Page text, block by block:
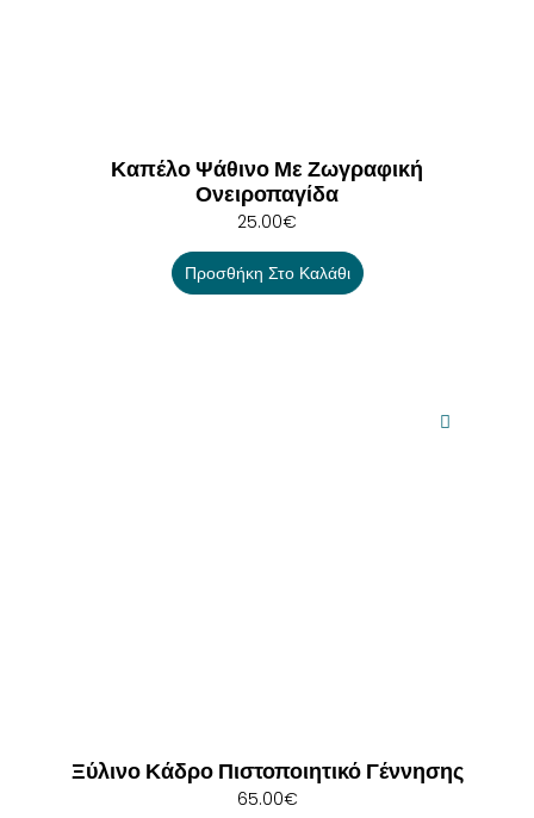
Καπέλο Ψάθινο Με Ζωγραφική
Ονειροπαγίδα
25.00€
Προσθήκη Στο Καλάθι
Ξύλινο Κάδρο Πιστοποιητικό Γέννησης
65.00€